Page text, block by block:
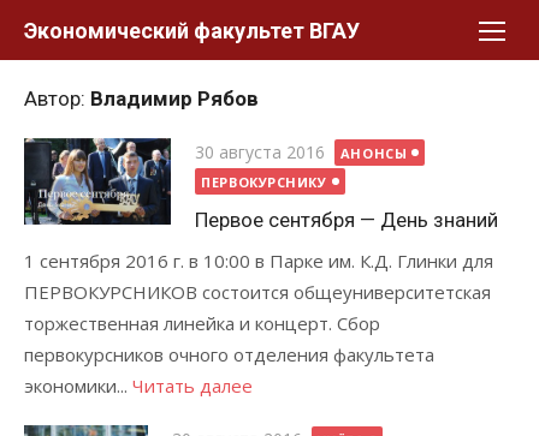
Экономический факультет ВГАУ
Автор: Владимир Рябов
Posted
on
30 августа 2016
АНОНСЫ
ПЕРВОКУРСНИКУ
Первое сентября — День знаний
1 сентября 2016 г. в 10:00 в Парке им. К.Д. Глинки для
ПЕРВОКУРСНИКОВ состоится общеуниверситетская
торжественная линейка и концерт. Сбор
первокурсников очного отделения факультета
экономики... Читать далее